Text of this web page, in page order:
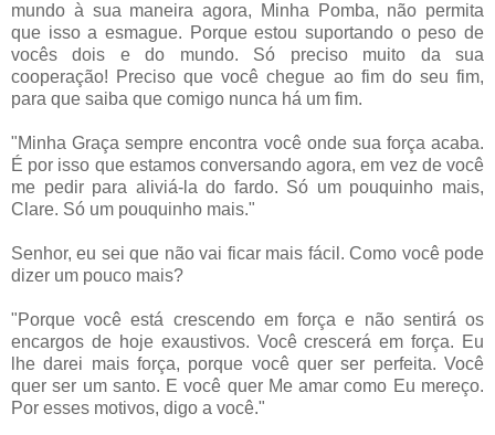
mundo à sua maneira agora, Minha Pomba, não permita
que isso a esmague. Porque estou suportando o peso de
vocês dois e do mundo. Só preciso muito da sua
cooperação! Preciso que você chegue ao fim do seu fim,
para que saiba que comigo nunca há um fim.
"Minha Graça sempre encontra você onde sua força acaba.
É por isso que estamos conversando agora, em vez de você
me pedir para aliviá-la do fardo. Só um pouquinho mais,
Clare. Só um pouquinho mais."
Senhor, eu sei que não vai ficar mais fácil. Como você pode
dizer um pouco mais?
"Porque você está crescendo em força e não sentirá os
encargos de hoje exaustivos. Você crescerá em força. Eu
lhe darei mais força, porque você quer ser perfeita. Você
quer ser um santo. E você quer Me amar como Eu mereço.
Por esses motivos, digo a você."